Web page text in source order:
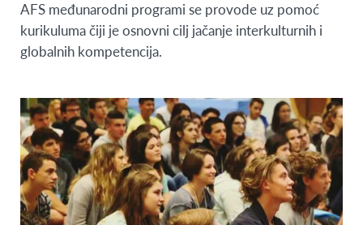
AFS međunarodni programi se provode uz pomoć
kurikuluma čiji je osnovni cilj jačanje interkulturnih i
globalnih kompetencija.